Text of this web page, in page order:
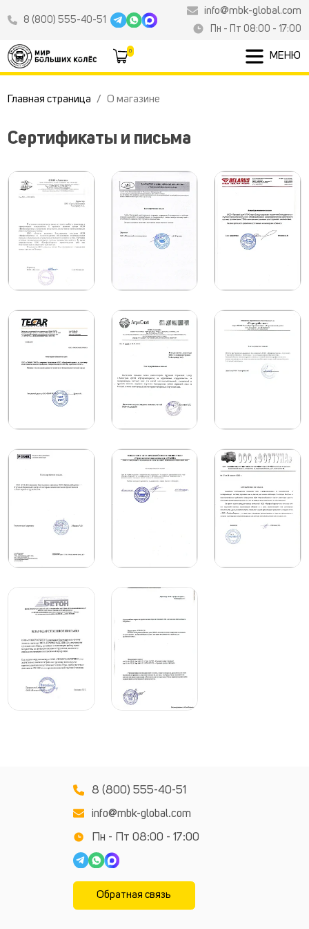
8 (800) 555-40-51
info@mbk-global.com
Пн - Пт 08:00 - 17:00
0 МЕНЮ
Главная страница О магазине
Сертификаты и письма
8 (800) 555-40-51
info@mbk-global.com
Пн - Пт 08:00 - 17:00
Обратная связь